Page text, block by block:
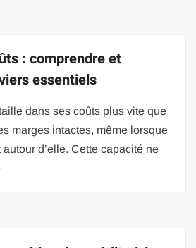
: comprendre et
essentiels
dans ses coûts plus vite que
marges intactes, même lorsque
autour d’elle. Cette capacité ne